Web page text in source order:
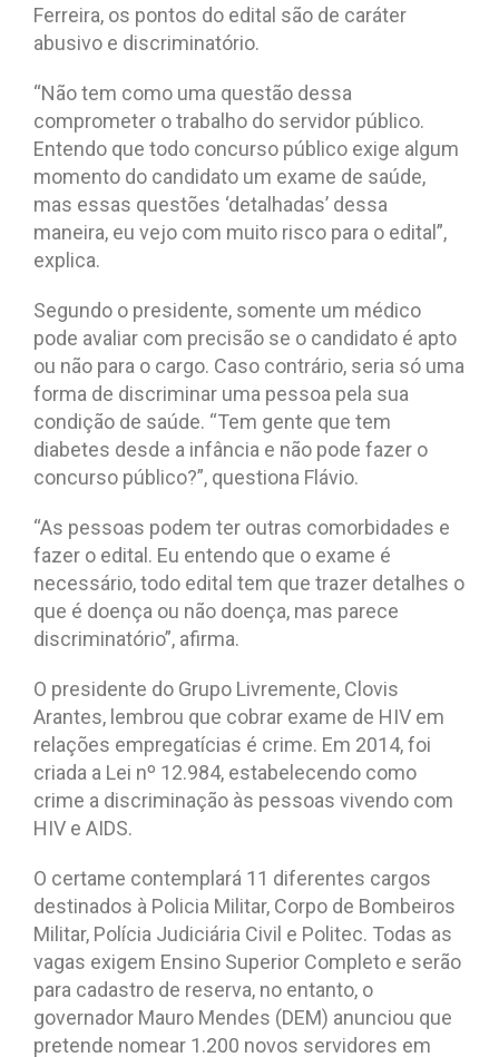
Ferreira, os pontos do edital são de caráter
abusivo e discriminatório.
“Não tem como uma questão dessa
comprometer o trabalho do servidor público.
Entendo que todo concurso público exige algum
momento do candidato um exame de saúde,
mas essas questões ‘detalhadas’ dessa
maneira, eu vejo com muito risco para o edital”,
explica.
Segundo o presidente, somente um médico
pode avaliar com precisão se o candidato é apto
ou não para o cargo. Caso contrário, seria só uma
forma de discriminar uma pessoa pela sua
condição de saúde. “Tem gente que tem
diabetes desde a infância e não pode fazer o
concurso público?”, questiona Flávio.
“As pessoas podem ter outras comorbidades e
fazer o edital. Eu entendo que o exame é
necessário, todo edital tem que trazer detalhes o
que é doença ou não doença, mas parece
discriminatório”, afirma.
O presidente do Grupo Livremente, Clovis
Arantes, lembrou que cobrar exame de HIV em
relações empregatícias é crime. Em 2014, foi
criada a Lei nº 12.984, estabelecendo como
crime a discriminação às pessoas vivendo com
HIV e AIDS.
O certame contemplará 11 diferentes cargos
destinados à Policia Militar, Corpo de Bombeiros
Militar, Polícia Judiciária Civil e Politec. Todas as
vagas exigem Ensino Superior Completo e serão
para cadastro de reserva, no entanto, o
governador Mauro Mendes (DEM) anunciou que
pretende nomear 1.200 novos servidores em